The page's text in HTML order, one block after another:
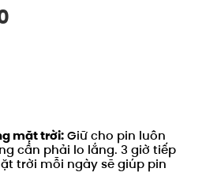
mặt trời:Giữ cho pin luôn
cần phải lo lắng. 3 giờ tiếp
trời mỗi ngày sẽ giúp pin